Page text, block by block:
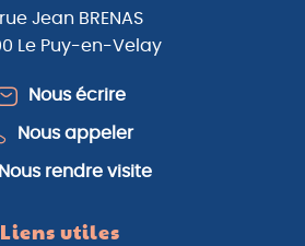
Jean BRENAS
Le Puy-en-Velay
Nous écrire
Nous appeler
Nous rendre visite
Liens utiles